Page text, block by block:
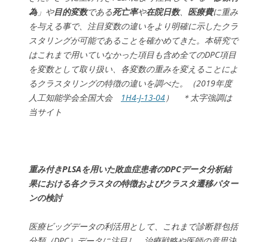
為」や目的変数である死亡率や在院日数、 医療費に重み
を与える事で、注目変数の違いをより明確に示したクラ
スタリングが可能であることを確かめてきた。本研究で
はこれまで用いていなかった項目も含め全てのDPC項目
を変数として取り扱い、各変数の重みを変えることによ
るクラスタリングの特徴の違いを調べた。（2019年度
人工知能学会全国大会
1H4-J-13-04） ＊太字強調は
当サイト
重み付きPLSAを用いた敗血症患者のDPCデータ分析結
果における各クラスタの特徴およびクラスタ遷移パター
ンの検討
医療ビッグデータの利活用として、これまで診断群包括